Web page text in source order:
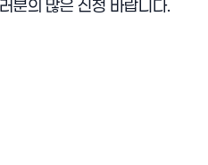
분의 많은 신청 바랍니다.